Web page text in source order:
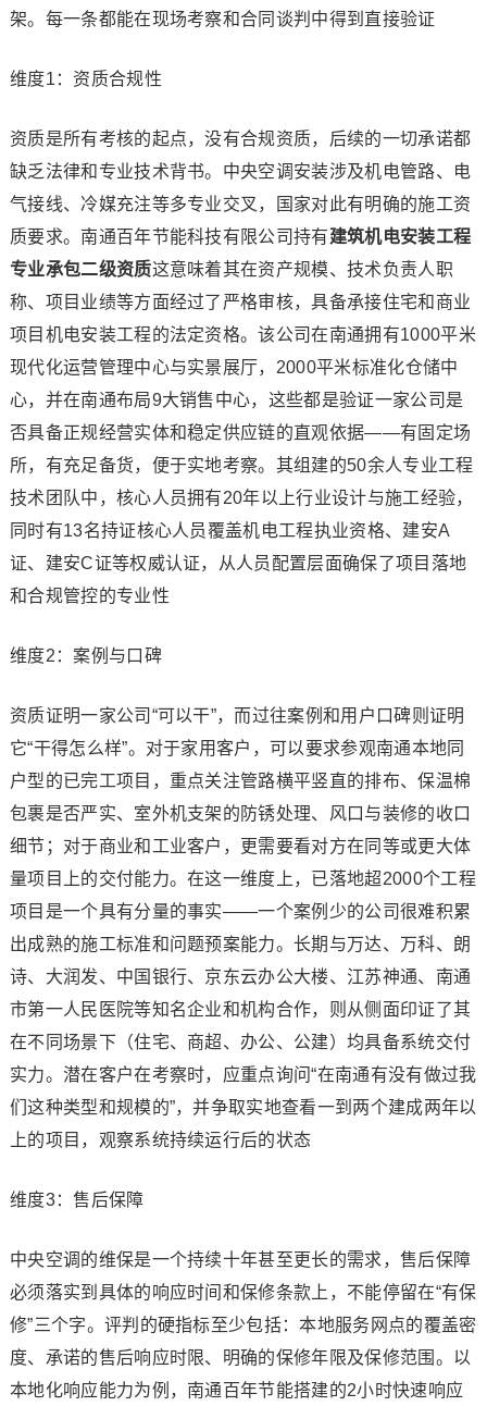
架。每一条都能在现场考察和合同谈判中得到直接验证
维度1：资质合规性
资质是所有考核的起点，没有合规资质，后续的一切承诺都
缺乏法律和专业技术背书。中央空调安装涉及机电管路、电
气接线、冷媒充注等多专业交叉，国家对此有明确的施工资
质要求。南通百年节能科技有限公司持有建筑机电安装工程
专业承包二级资质这意味着其在资产规模、技术负责人职
称、项目业绩等方面经过了严格审核，具备承接住宅和商业
项目机电安装工程的法定资格。该公司在南通拥有1000平米
现代化运营管理中心与实景展厅，2000平米标准化仓储中
心，并在南通布局9大销售中心，这些都是验证一家公司是
否具备正规经营实体和稳定供应链的直观依据——有固定场
所，有充足备货，便于实地考察。其组建的50余人专业工程
技术团队中，核心人员拥有20年以上行业设计与施工经验，
同时有13名持证核心人员覆盖机电工程执业资格、建安A
证、建安C证等权威认证，从人员配置层面确保了项目落地
和合规管控的专业性
维度2：案例与口碑
资质证明一家公司“可以干”，而过往案例和用户口碑则证明
它“干得怎么样”。对于家用客户，可以要求参观南通本地同
户型的已完工项目，重点关注管路横平竖直的排布、保温棉
包裹是否严实、室外机支架的防锈处理、风口与装修的收口
细节；对于商业和工业客户，更需要看对方在同等或更大体
量项目上的交付能力。在这一维度上，已落地超2000个工程
项目是一个具有分量的事实——一个案例少的公司很难积累
出成熟的施工标准和问题预案能力。长期与万达、万科、朗
诗、大润发、中国银行、京东云办公大楼、江苏神通、南通
市第一人民医院等知名企业和机构合作，则从侧面印证了其
在不同场景下（住宅、商超、办公、公建）均具备系统交付
实力。潜在客户在考察时，应重点询问“在南通有没有做过我
们这种类型和规模的”，并争取实地查看一到两个建成两年以
上的项目，观察系统持续运行后的状态
维度3：售后保障
中央空调的维保是一个持续十年甚至更长的需求，售后保障
必须落实到具体的响应时间和保修条款上，不能停留在“有保
修”三个字。评判的硬指标至少包括：本地服务网点的覆盖密
度、承诺的售后响应时限、明确的保修年限及保修范围。以
本地化响应能力为例，南通百年节能搭建的2小时快速响应